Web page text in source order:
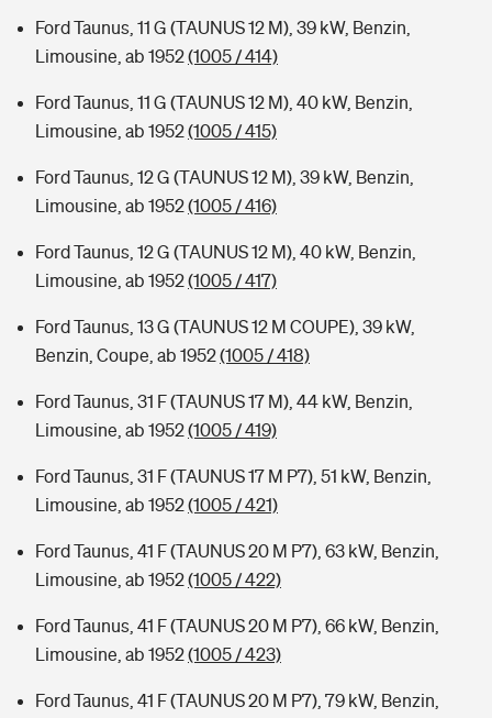
Ford Taunus, 11 G (TAUNUS 12 M), 39 kW, Benzin,
Limousine, ab 1952(1005 / 414)
Ford Taunus, 11 G (TAUNUS 12 M), 40 kW, Benzin,
Limousine, ab 1952(1005 / 415)
Ford Taunus, 12 G (TAUNUS 12 M), 39 kW, Benzin,
Limousine, ab 1952(1005 / 416)
Ford Taunus, 12 G (TAUNUS 12 M), 40 kW, Benzin,
Limousine, ab 1952(1005 / 417)
Ford Taunus, 13 G (TAUNUS 12 M COUPE), 39 kW,
Benzin, Coupe, ab 1952(1005 / 418)
Ford Taunus, 31 F (TAUNUS 17 M), 44 kW, Benzin,
Limousine, ab 1952(1005 / 419)
Ford Taunus, 31 F (TAUNUS 17 M P7), 51 kW, Benzin,
Limousine, ab 1952(1005 / 421)
Ford Taunus, 41 F (TAUNUS 20 M P7), 63 kW, Benzin,
Limousine, ab 1952(1005 / 422)
Ford Taunus, 41 F (TAUNUS 20 M P7), 66 kW, Benzin,
Limousine, ab 1952(1005 / 423)
Ford Taunus, 41 F (TAUNUS 20 M P7), 79 kW, Benzin,